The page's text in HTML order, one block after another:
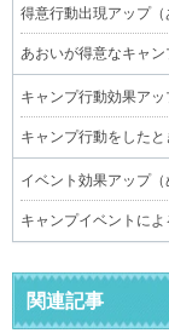
得意行動出現アップ（
あおいが得意なキャ
キャンプ行動効果ア
キャンプ行動をした
イベント効果アップ
キャンプイベントに
関連記事